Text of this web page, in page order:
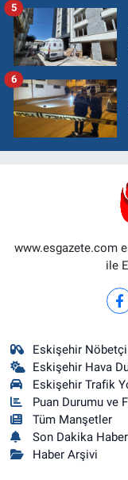
5
6
www.esgazete.com
ile
Eskişehir
Eskişehir Hava
Eskişehir Trafik
Puan Durumu ve
Tüm Manşetler
Son Dakika
Haber Arşivi